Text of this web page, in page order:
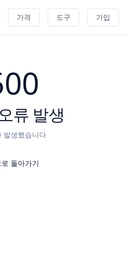
가격 도구 가입
류 발생
발생했습니다
돌아가기